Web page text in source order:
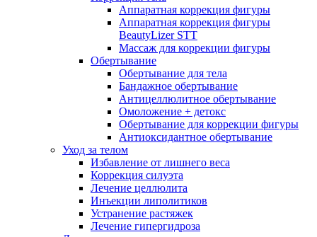
Аппаратная коррекция фигуры
Аппаратная коррекция фигуры
BeautyLizer STT
Массаж для коррекции фигуры
Обертывание
Обертывание для тела
Бандажное обертывание
Антицеллюлитное обертывание
Омоложение + детокс
Обертывание для коррекции фигуры
Антиоксидантное обертывание
Уход за телом
Избавление от лишнего веса
Коррекция силуэта
Лечение целлюлита
Инъекции липолитиков
Устранение растяжек
Лечение гипергидроза